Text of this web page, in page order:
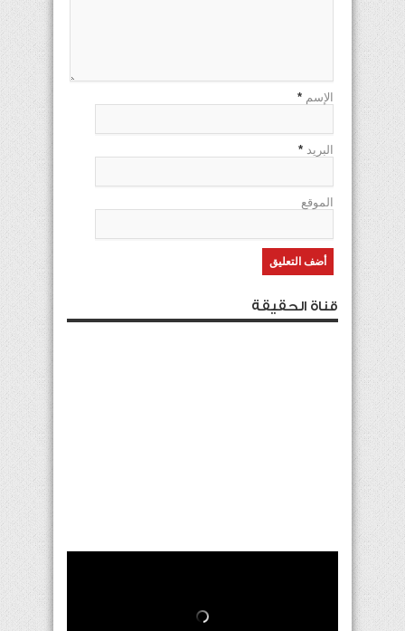
الإسم *
البريد *
الموقع
قناة الحقيقة